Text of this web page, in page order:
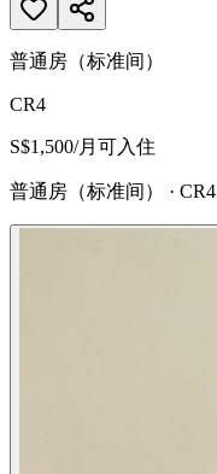
普通房（标准间）
CR4
S$1,500/月 可入住
普通房（标准间） · CR4